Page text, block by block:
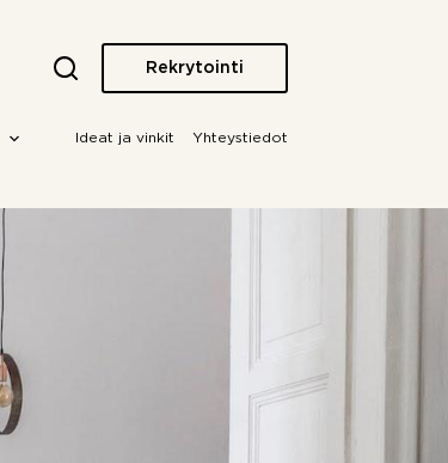
Rekrytointi
Ideat ja vinkit Yhteystiedot